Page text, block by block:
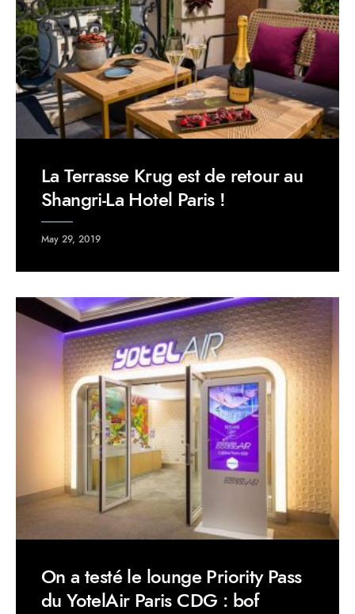
La Terrasse Krug est de retour au
Shangri-La Hotel Paris !
May 29, 2019
On a testé le lounge Priority Pass
du YotelAir Paris CDG : bof